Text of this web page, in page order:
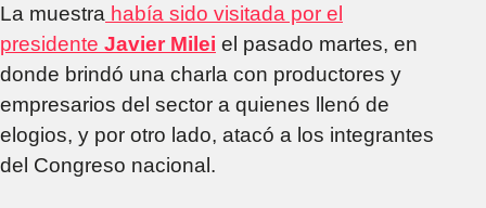
La muestra había sido visitada por el
presidente Javier Milei el pasado martes, en
donde brindó una charla con productores y
empresarios del sector a quienes llenó de
elogios, y por otro lado, atacó a los integrantes
del Congreso nacional.